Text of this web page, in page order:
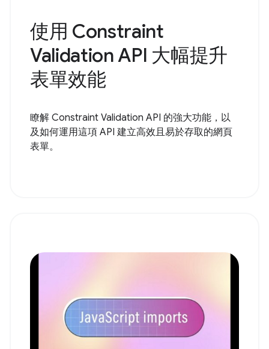
使用 Constraint
Validation API 大幅提升
表單效能
瞭解 Constraint Validation API 的強大功能，以
及如何運用這項 API 建立高效且易於存取的網頁
表單。